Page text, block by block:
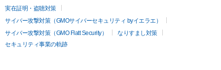
実在証明・盗聴対策
サイバー攻撃対策（GMOサイバーセキュリティ byイエラエ）
サイバー攻撃対策（GMO Flatt Security）
なりすまし対策
セキュリティ事業の軌跡